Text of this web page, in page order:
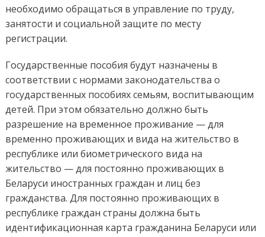
необходимо обращаться в управление по труду,
занятости и социальной защите по месту
регистрации.
Государственные пособия будут назначены в
соответствии с нормами законодательства о
государственных пособиях семьям, воспитывающим
детей. При этом обязательно должно быть
разрешение на временное проживание — для
временно проживающих и вида на жительство в
республике или биометрического вида на
жительство — для постоянно проживающих в
Беларуси иностранных граждан и лиц без
гражданства. Для постоянно проживающих в
республике граждан страны должна быть
идентификационная карта гражданина Беларуси или